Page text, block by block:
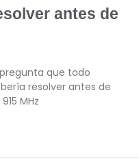
antes de
que todo
resolver antes de
MHz